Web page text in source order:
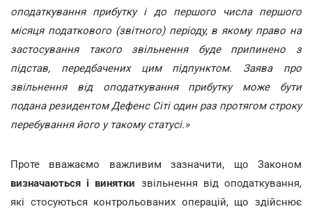
оподаткування прибутку і до першого числа першого
місяця податкового (звітного) періоду, в якому право на
застосування такого звільнення буде припинено з
підстав, передбачених цим підпунктом. Заява про
звільнення від оподаткування прибутку може бути
подана резидентом Дефенс Сіті один раз протягом строку
перебування його у такому статусі.»
Проте вважаємо важливим зазначити, що Законом
визначаються і винятки звільнення від оподаткування,
які стосуються контрольованих операцій, що здійснює